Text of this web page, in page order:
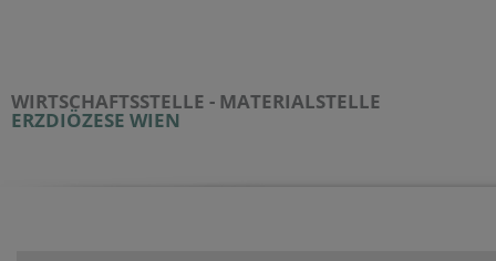
WIRTSCHAFTSSTELLE - MATERIALSTELLE
ERZDIÖZESE WIEN